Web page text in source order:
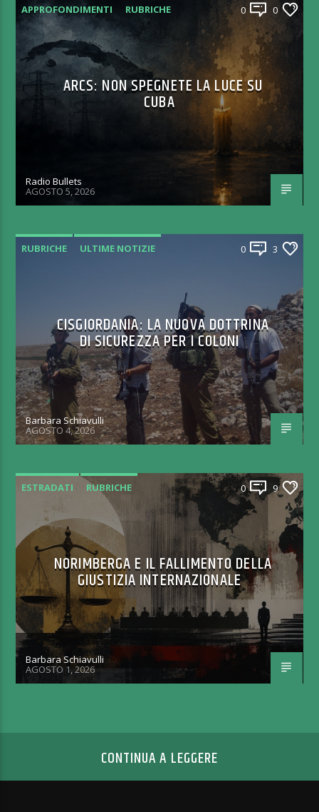
APPROFONDIMENTI RUBRICHE 0 0
ARCS: NON SPEGNETE LA LUCE SU
CUBA
Radio Bullets
AGOSTO 5, 2026
RUBRICHE ULTIME NOTIZIE 0 3
CISGIORDANIA: LA NUOVA DOTTRINA
DI SICUREZZA PER I COLONI
Barbara Schiavulli
AGOSTO 4, 2026
ESTRADATI RUBRICHE 0 9
NORIMBERGA E IL FALLIMENTO DELLA
GIUSTIZIA INTERNAZIONALE
Barbara Schiavulli
AGOSTO 1, 2026
CONTINUA A LEGGERE